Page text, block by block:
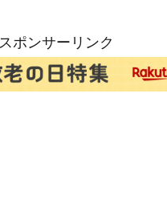
スポンサーリンク